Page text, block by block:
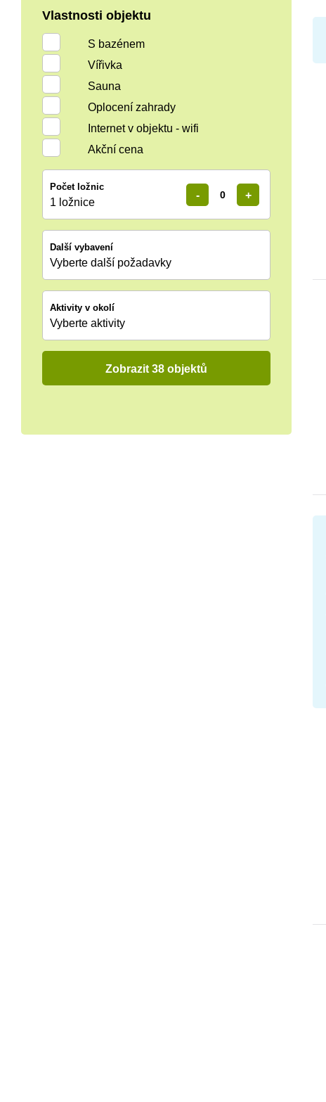
Vlastnosti objektu
S bazénem
Vířivka
Sauna
Oplocení zahrady
Internet v objektu - wifi
Akční cena
Počet ložnic
1 ložnice
- +
Další vybavení
Vyberte další požadavky
Aktivity v okolí
Vyberte aktivity
Zobrazit 38 objektů